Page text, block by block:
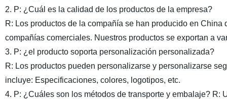
2. P: ¿Cuál es la calidad de los productos de la empresa?
R: Los productos de la compañía se han producido en
compañías comerciales. Nuestros productos se exportan a
3. P: ¿el producto soporta personalización personalizada?
R: Los productos pueden personalizarse y personalizarse
incluye: Especificaciones, colores, logotipos, etc.
4. P: ¿Cuáles son los métodos de transporte y embalaje? R: